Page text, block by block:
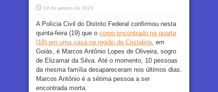
19 de janeiro de 2023
A Polícia Civil do Distrito Federal confirmou nesta
quinta-feira (19) que o corpo encontrado na quarta
(18) em uma casa na região de Cristalina , em
Goiás, é Marcos Antônio Lopes de Oliveira, sogro
de Elizamar da Silva. Até o momento, 10 pessoas
da mesma família desapareceram nos últimos dias.
Marcos Antônio é a sétima pessoa a ser
encontrada morta.